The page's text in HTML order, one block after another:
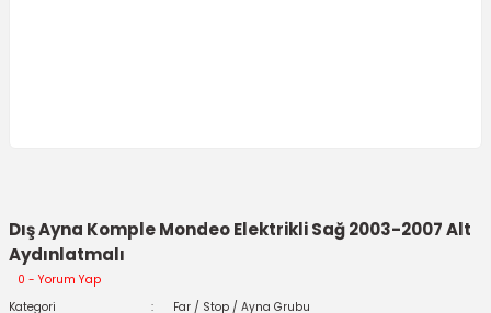
Dış Ayna Komple Mondeo Elektrikli Sağ 2003-2007 Alt
Aydınlatmalı
0 - Yorum Yap
Kategori
Far / Stop / Ayna Grubu